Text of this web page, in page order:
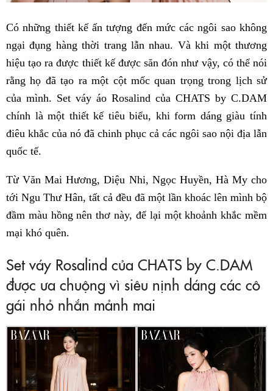
Có những thiết kế ấn tượng đến mức các ngôi sao không
ngại đụng hàng thời trang lẫn nhau. Và khi một thương
hiệu tạo ra được thiết kế được săn đón như vậy, có thể nói
rằng họ đã tạo ra một cột mốc quan trọng trong lịch sử
của mình. Set váy áo Rosalind của CHATS by C.DAM
chính là một thiết kế tiêu biểu, khi form dáng giàu tính
điêu khắc của nó đã chinh phục cả các ngôi sao nội địa lẫn
quốc tế.
Từ Văn Mai Hương, Diệu Nhi, Ngọc Huyền, Hà My cho
tới Ngu Thư Hân, tất cả đều đã một lần khoác lên mình bộ
đầm màu hồng nên thơ này, để lại một khoảnh khắc mềm
mại khó quên.
Set váy Rosalind của CHATS by C.DAM
được ưa chuộng vì siêu nịnh dáng các cô
gái nhỏ nhắn mảnh mai